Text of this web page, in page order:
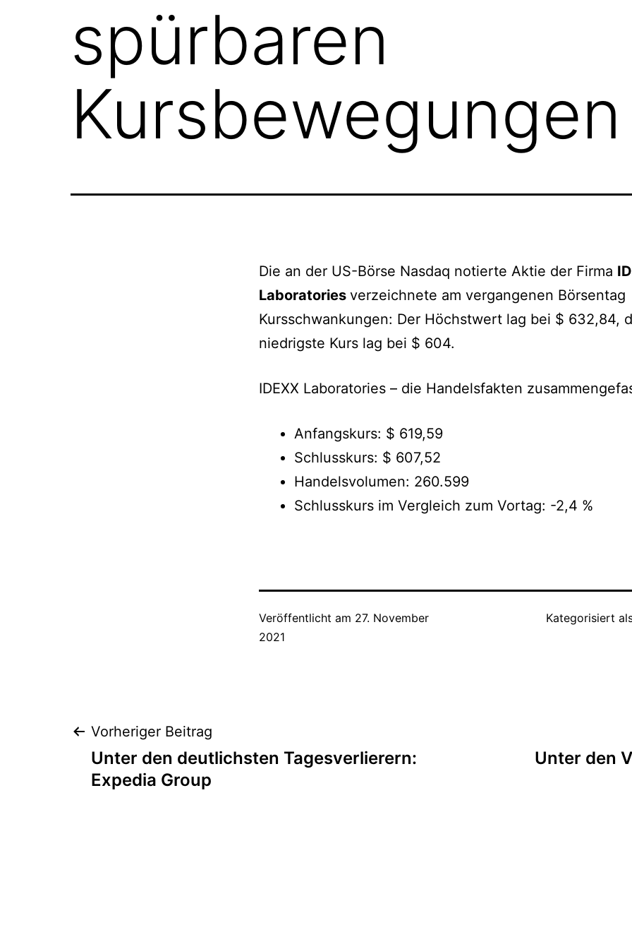
spürbaren
Kursbewegungen
Die an der US-Börse Nasdaq notierte Aktie der Firma
Laboratories verzeichnete am vergangenen Börsentag
Kursschwankungen: Der Höchstwert lag bei $ 632,84,
niedrigste Kurs lag bei $ 604.
IDEXX Laboratories – die Handelsfakten
Anfangskurs: $ 619,59
Schlusskurs: $ 607,52
Handelsvolumen: 260.599
Schlusskurs im Vergleich zum Vortag: -2,4 %
Veröffentlicht am 27. November
2021
Kategorisiert
Beitragsnavigation
Vorheriger Beitrag
Unter den deutlichsten Tagesverlierern:
Expedia Group
Unter den